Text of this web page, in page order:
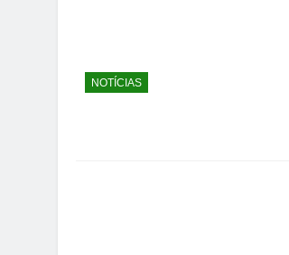
NOTÍCIAS